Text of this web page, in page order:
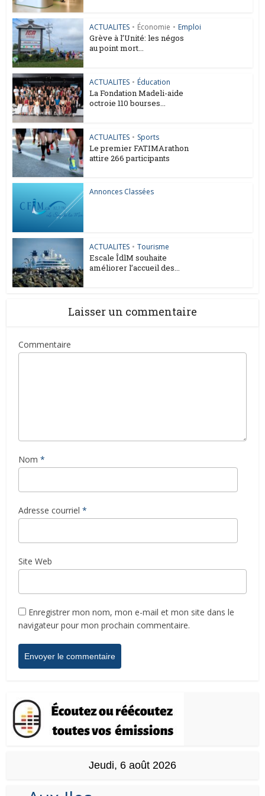
ACTUALITES • Économie • Emploi
Grève à l’Unité: les négos
au point mort...
ACTUALITES • Éducation
La Fondation Madeli-aide
octroie 110 bourses...
ACTUALITES • Sports
Le premier FATIMArathon
attire 266 participants
Annonces Classées
ACTUALITES • Tourisme
Escale ÎdlM souhaite
améliorer l’accueil des...
Laisser un commentaire
Commentaire
Nom *
Adresse courriel *
Site Web
Enregistrer mon nom, mon e-mail et mon site dans le
navigateur pour mon prochain commentaire.
Jeudi, 6 août 2026